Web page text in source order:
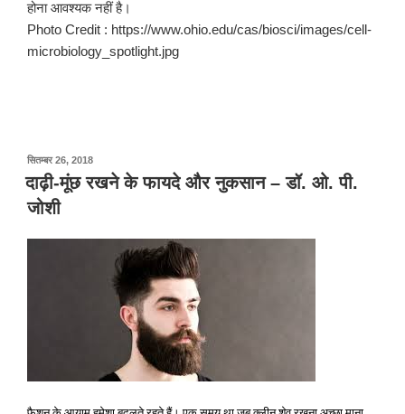
होना आवश्यक नहीं है।
Photo Credit : https://www.ohio.edu/cas/biosci/images/cell-
microbiology_spotlight.jpg
सितम्बर 26, 2018पर
प्रकाशित
किया
दाढ़ी-मूंछ रखने के फायदे और नुकसान – डॉ. ओ. पी.
जोशी